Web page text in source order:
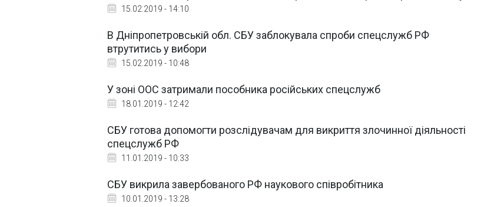
15.02.2019 - 14:10
В Дніпропетровській обл. СБУ заблокувала спроби спецслужб РФ
втрутитись у вибори
15.02.2019 - 10:48
У зоні ООС затримали пособника російських спецслужб
18.01.2019 - 12:42
СБУ готова допомогти розслідувачам для викриття злочинної діяльності
спецслужб РФ
11.01.2019 - 10:33
СБУ викрила завербованого РФ наукового співробітника
10.01.2019 - 13:28